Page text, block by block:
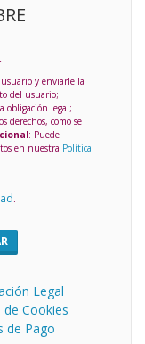
y enviarle la
del usuario;
obligación legal;
derechos, como se
: Puede
en nuestra Política
.
Legal
de Cookies
de Pago